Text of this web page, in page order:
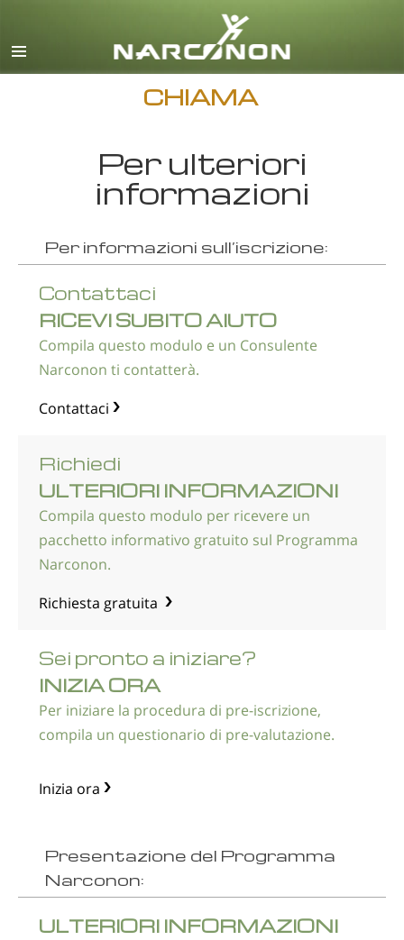
danese
spagnolo
francese
ungherese
giapponese
macedone
svedese
cinese
turco
Tutte le zone/lingue
CHIAMA
Per ulteriori
informazioni
Per informazioni sull’iscrizione:
Contattaci
RICEVI SUBITO AIUTO
Compila questo modulo e un Consulente
Narconon ti contatterà.
Contattaci
Richiedi
ULTERIORI INFORMAZIONI
Compila questo modulo per ricevere un
pacchetto informativo gratuito sul Programma
Narconon.
Richiesta gratuita
Sei pronto a iniziare?
INIZIA ORA
Per iniziare la procedura di pre-iscrizione,
compila un questionario di pre-valutazione.
Inizia ora
Presentazione del Programma
Narconon:
ULTERIORI INFORMAZIONI